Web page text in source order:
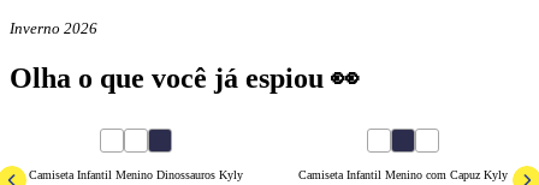
Inverno 2026
Olha o que você já espiou 👀
Camiseta Infantil Menino Dinossauros Kyly
Camiseta Infantil Menino com Capuz Kyly